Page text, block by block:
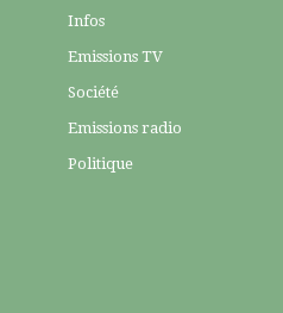
Infos
Emissions TV
Société
Emissions radio
Politique